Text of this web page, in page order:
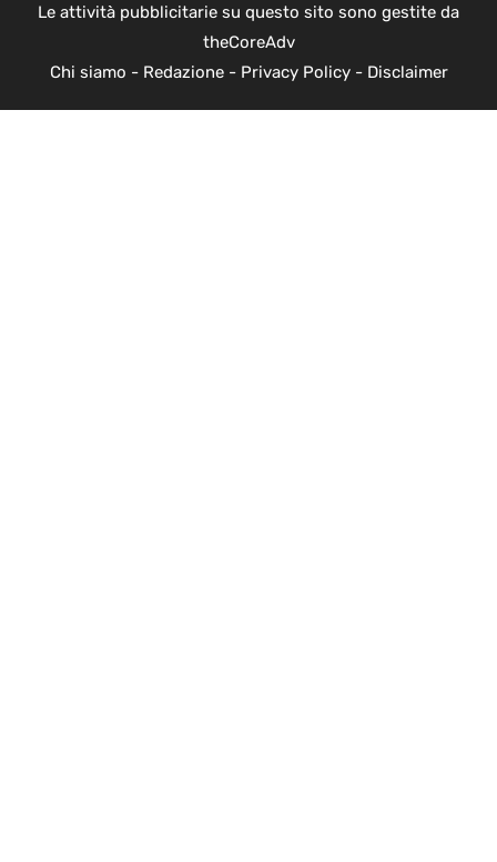
Le attività pubblicitarie su questo sito sono gestite da
theCoreAdv
Chi siamo - Redazione- Privacy Policy- Disclaimer